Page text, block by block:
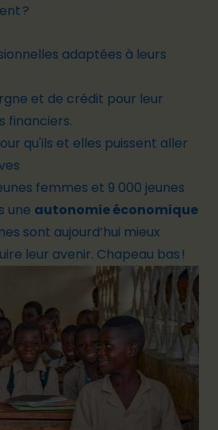
?
adaptées à leurs
et de crédit pour leur
financiers.
qu'ils et elles puissent aller
femmes et 9 000 jeunes
une autonomie économique
sont aujourd’hui mieux
leur avenir. Chapeau bas !